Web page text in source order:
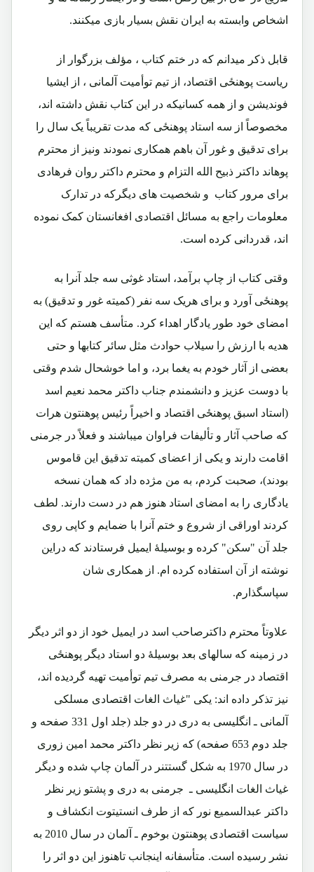
اشخاص وابسته به ایران نقش بسیار بازی میکنند.
قابل ذکر میدانم که در ختم کتاب ، مؤلف بزرگوار از
ریاست پوهنځی اقتصاد، از تیم توأمیت آلمانی ، از ایشیا
فوندیشن و از همه کسانیکه در این کتاب نقش داشته اند،
مخصوصاً از سه استاد پوهنځی که مدت تقریباً یک سال را
برای تدقیق و غور آن باهم همکاری نمودند ونیز از محترم
پوهاند داکتر ذبیح الله التزام و محترم داکتر روان فرهادی
برای مرور کتاب و شخصیت های دیگرکه در تدارک
معلومات راجع به مسائل اقتصادی افغانستان کمک نموده
اند، قدردانی کرده است.
وقتی کتاب از چاپ برآمد، استاد غوثی سه جلد آنرا به
پوهنځی آورد و برای هریک سه نفر (کمیته غور و تدقیق) به
امضای خود طور یادگار اهداء کرد. متأسف هستم که این
هدیه با ارزش را سیلاب حوادث مثل سائر کتابها و حتی
بعضی از آثار خودم به یغما برد، و اما خوشحال شدم وقتی
با دوست عزیز و دانشمندم جناب داکتر محمد نعیم اسد
(استاد اسبق پوهنځی اقتصاد و اخیراً رئیس پوهنتون هرات
که صاحب آثار و تألیفات فراوان میباشند و فعلاً در جرمنی
اقامت دارند و یکی از اعضای کمیته تدقیق این قاموس
بودند)، صحبت کردم، به من مژده داد که همان نسخه
یادگاری را به امضای استاد هنوز هم در دست دارند. لطف
کردند اوراقی از شروع و ختم آنرا با ضمایم و کاپی روی
جلد آن "سکن" کرده و بوسیلۀ ایمیل فرستادند که دراین
نوشته از آن استفاده کرده ام. از همکاری شان
سپاسگذارم.
علاوتاً محترم داکترصاحب اسد در ایمیل خود از دو اثر دیگر
در زمینه که سالهای بعد بوسیلۀ دو استاد دیگر پوهنځی
اقتصاد در جرمنی به مصرف تیم توأمیت تهیه گردیده اند،
نیز تذکر داده اند: یکی "غیاث الغات اقتصادی مسلکی
آلمانی ـ انگلیسی به دری در دو جلد (جلد اول 331 صفحه و
جلد دوم 653 صفحه) که زیر نظر داکتر محمد امین زوری
در سال 1970 به شکل گستتنر در آلمان چاپ شده و دیگر
غیاث الغات انگلیسی ـ جرمنی به دری و پشتو زیر نظر
داکتر عبدالسمیع نور که از طرف انستیتوت انکشاف و
سیاست اقتصادی پوهنتون بوخوم ـ آلمان در سال 2010 به
نشر رسیده است. متأسفانه اینجانب تاهنوز این دو اثر را